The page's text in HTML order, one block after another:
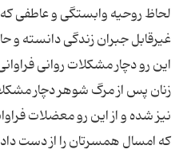
لحاظ روحیه وابستگی و عاطفی
غیرقابل جبران زندگی دانسته و
این رو دچار مشكلات روانی
زنان پس از مرگ شوهر دچار
نیز شده و از این رو معضلات
که امسال همسرتان را از دست